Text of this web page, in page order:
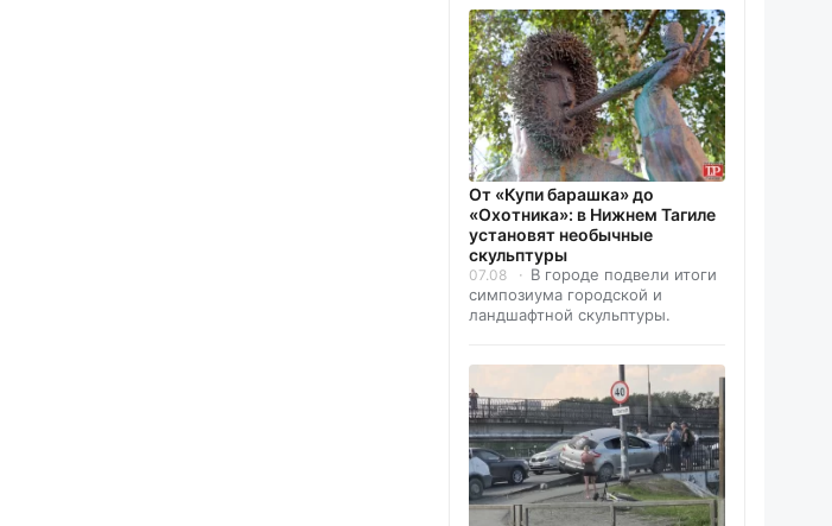
От «Купи барашка» до
«Охотника»: в Нижнем Тагиле
установят необычные
скульптуры
07.08
В городе подвели итоги
симпозиума городской и
ландшафтной скульптуры.